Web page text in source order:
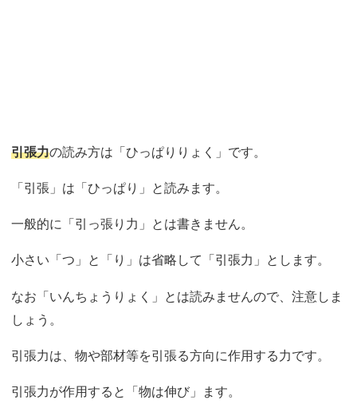
引張力の読み方は「ひっぱりりょく」です。
「引張」は「ひっぱり」と読みます。
一般的に「引っ張り力」とは書きません。
小さい「つ」と「り」は省略して「引張力」とします。
なお「いんちょうりょく」とは読みませんので、注意しま
しょう。
引張力は、物や部材等を引張る方向に作用する力です。
引張力が作用すると「物は伸び」ます。